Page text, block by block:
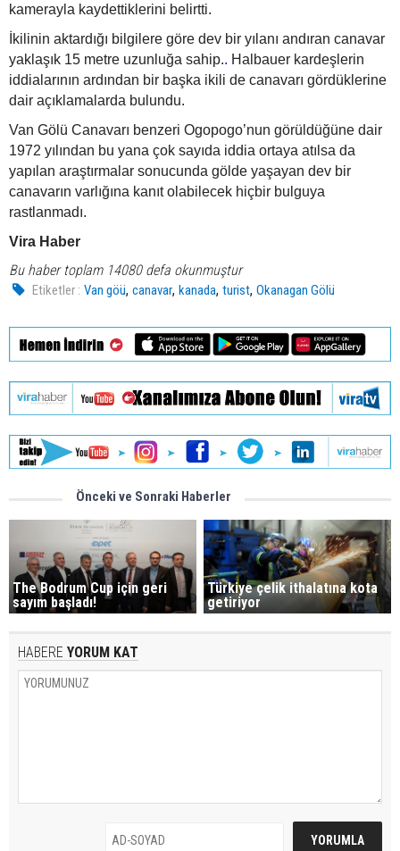
kamerayla kaydettiklerini belirtti.
İkilinin aktardığı bilgilere göre dev bir yılanı andıran canavar
yaklaşık 15 metre uzunluğa sahip.. Halbauer kardeşlerin
iddialarının ardından bir başka ikili de canavarı gördüklerine
dair açıklamalarda bulundu.
Van Gölü Canavarı benzeri Ogopogo’nun görüldüğüne dair
1972 yılından bu yana çok sayıda iddia ortaya atılsa da
yapılan araştırmalar sonucunda gölde yaşayan dev bir
canavarın varlığına kanıt olabilecek hiçbir bulguya
rastlanmadı.
Vira Haber
Bu haber toplam 14080 defa okunmuştur
Etiketler : Van göü,canavar,kanada,turist,Okanagan Gölü
Önceki ve Sonraki Haberler
The Bodrum Cup için geri
sayım başladı!
Türkiye çelik ithalatına kota
getiriyor
HABERE YORUM KAT